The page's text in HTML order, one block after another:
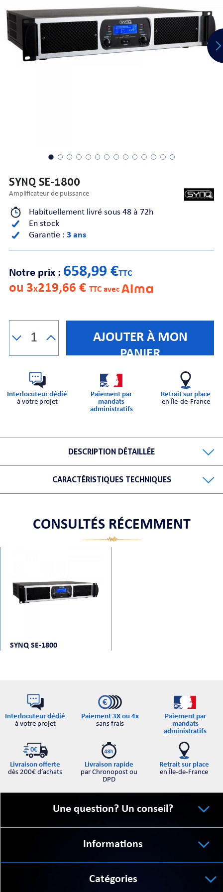
AUDIO
SYNQ SE-1800
amplificateur de puissance
Habituellement livré sous 48 à 72h
En stock
Garantie : 3 ans
Notre prix : 658,99 €TTC
ou 3X219,66 € TTC avec
AJOUTER À MON
PANIER
Interlocuteur dédié
à votre projet
Paiement par
mandats
administratifs
Retrait sur place
en Île-de-France
DESCRIPTION DÉTAILLÉE
CARACTÉRISTIQUES TECHNIQUES
CONSULTÉS RÉCEMMENT
SYNQ SE-1800
Interlocuteur dédié
à votre projet
Paiement 3X ou 4x
sans frais
Paiement par
mandats
administratifs
Livraison offerte
dès 200€ d’achats
Livraison rapide
par Chronopost ou
DPD
Retrait sur place
en Île-de-France
Une question? Un conseil?
Informations
Catégories